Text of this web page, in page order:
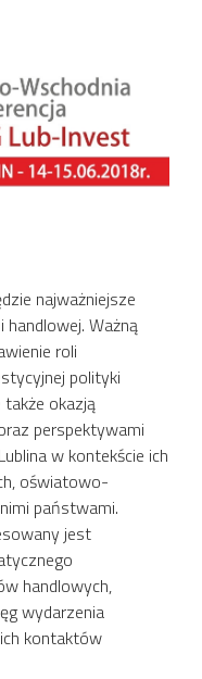
najważniejsze
Ważną
roli
polityki
także okazją
perspektywami
w kontekście ich
oświatowo-
państwami.
jest
handlowych,
wydarzenia
kontaktów